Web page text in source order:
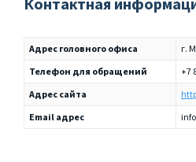
Адрес головного офиса
г.
Телефон для обращений
+7
Адрес сайта
Email адрес